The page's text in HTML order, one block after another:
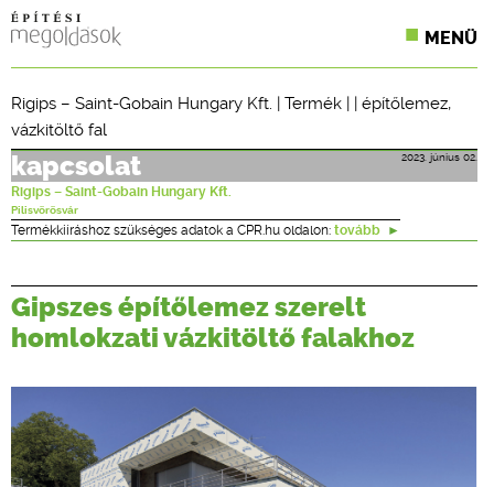
MENÜ
CPR TERMÉKKIÍRÁS
ÉPÍTÉSI JOG
ONLINE KÉPZÉSEK
TERVEZÉSI SEGÉDLETEK
Rigips – Saint-Gobain Hungary Kft. | Termék | | építőlemez,
vázkitöltő fal
2023. június 02.
kapcsolat
Rigips – Saint-Gobain Hungary Kft.
Pilisvörösvár
Termékkiíráshoz szükséges adatok a CPR.hu oldalon: tovább
Gipszes építőlemez szerelt
homlokzati vázkitöltő falakhoz